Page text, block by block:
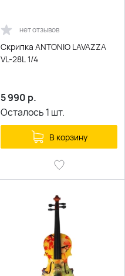
нет отзывов
Скрипка ANTONIO LAVAZZA
VL-28L 1/4
5 990 р.
Осталось 1 шт.
В корзину